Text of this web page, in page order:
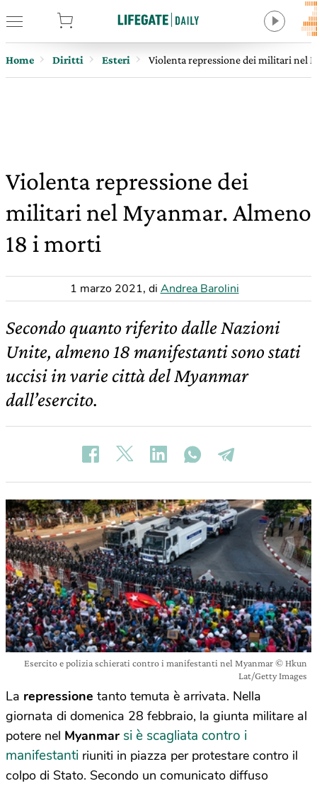
Home Diritti Esteri Violenta repressione dei militari nel
Violenta repressione dei
militari nel Myanmar. Almeno
18 i morti
1 marzo 2021, di Andrea Barolini
Secondo quanto riferito dalle Nazioni
Unite, almeno 18 manifestanti sono stati
uccisi in varie città del Myanmar
dall’esercito.
Esercito e polizia schierati contro i manifestanti nel Myanmar © Hkun
Lat/Getty Images
La repressione tanto temuta è arrivata. Nella
giornata di domenica 28 febbraio, la giunta militare al
potere nel Myanmar si è scagliata contro i
manifestanti riuniti in piazza per protestare contro il
colpo di Stato. Secondo un comunicato diffuso